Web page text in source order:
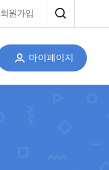
회원가입
마이페이지